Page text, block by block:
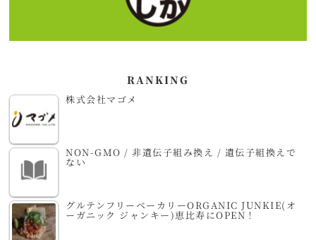
RANKING
株式会社マゴメ
NON-GMO / 非遺伝子組み換え / 遺伝子組換えで
ない
グルテンフリーベーカリーORGANIC JUNKIE(オ
ーガニック ジャンキー)恵比寿にOPEN！